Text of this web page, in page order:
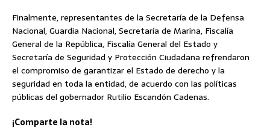
Finalmente, representantes de la Secretaría de la Defensa
Nacional, Guardia Nacional, Secretaría de Marina, Fiscalía
General de la República, Fiscalía General del Estado y
Secretaría de Seguridad y Protección Ciudadana refrendaron
el compromiso de garantizar el Estado de derecho y la
seguridad en toda la entidad, de acuerdo con las políticas
públicas del gobernador Rutilio Escandón Cadenas.
¡Comparte la nota!